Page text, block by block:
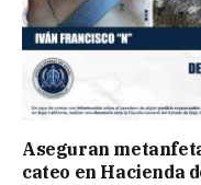
Aseguran
cateo en Hacienda